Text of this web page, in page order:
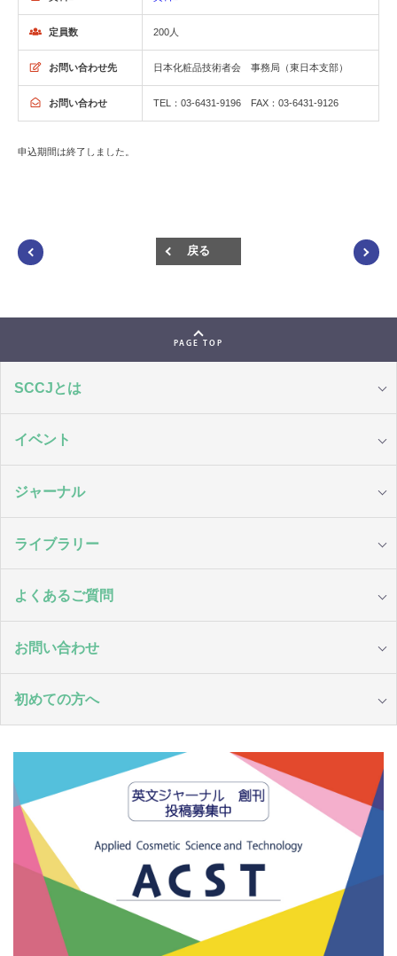
定員数 200人
お問い合わせ先 日本化粧品技術者会 事務局（東日本支部）
お問い合わせ TEL：03-6431-9196 FAX：03-6431-9126
申込期間は終了しました。
戻る
PAGE TOP
SCCJとは
イベント
ジャーナル
ライブラリー
よくあるご質問
お問い合わせ
初めての方へ